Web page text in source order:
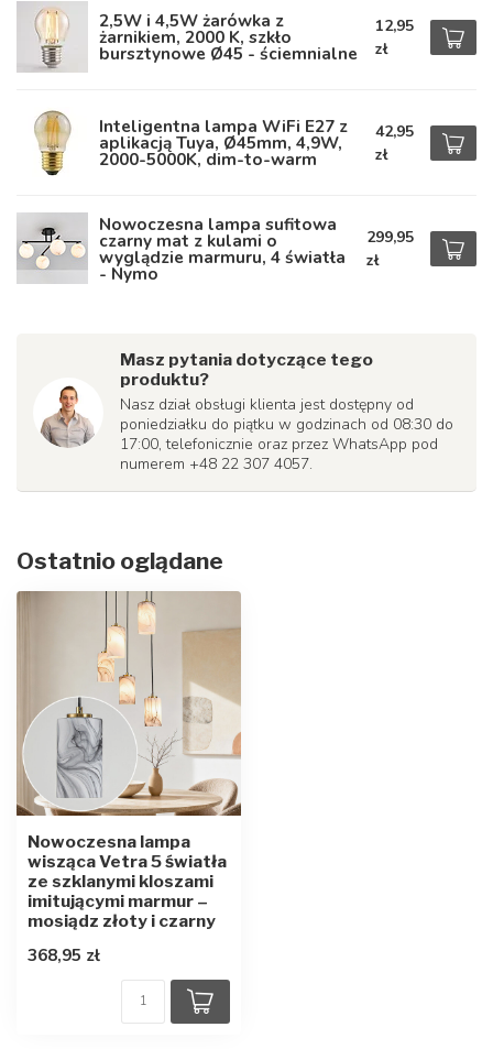
2,5W i 4,5W żarówka z
żarnikiem, 2000 K, szkło
bursztynowe Ø45 - ściemnialne
12,95
zł
Inteligentna lampa WiFi E27 z
aplikacją Tuya, Ø45mm, 4,9W,
2000-5000K, dim-to-warm
42,95
zł
Nowoczesna lampa sufitowa
czarny mat z kulami o
wyglądzie marmuru, 4 światła
- Nymo
299,95
zł
Masz pytania dotyczące tego
produktu?
Nasz dział obsługi klienta jest dostępny od
poniedziałku do piątku w godzinach od 08:30 do
17:00, telefonicznie oraz przez WhatsApp pod
numerem +48 22 307 4057.
Ostatnio oglądane
Nowoczesna lampa
wisząca Vetra 5 światła
ze szklanymi kloszami
imitującymi marmur –
mosiądz złoty i czarny
368,95 zł